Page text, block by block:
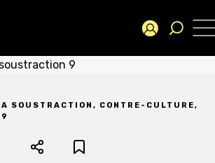
SOUSTRACTION , CONTRE-CULTURE,